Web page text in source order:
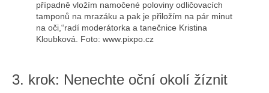
případně vložím namočené poloviny odličovacích
tamponů na mrazáku a pak je přiložím na pár minut
na oči,“radí moderátorka a tanečnice Kristina
Kloubková. Foto: www.pixpo.cz
3. krok: Nenechte oční okolí žíznit